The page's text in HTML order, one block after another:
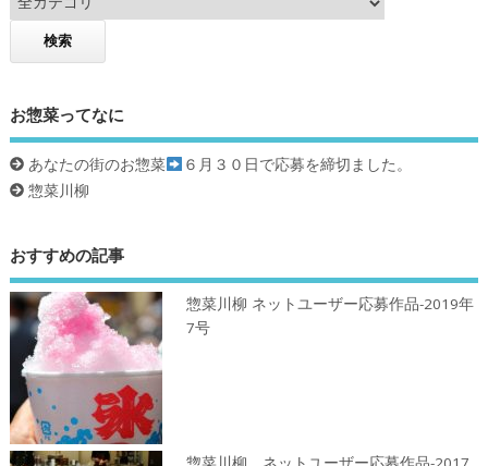
お惣菜ってなに
あなたの街のお惣菜
６月３０日で応募を締切ました。
惣菜川柳
おすすめの記事
惣菜川柳 ネットユーザー応募作品-2019年
7号